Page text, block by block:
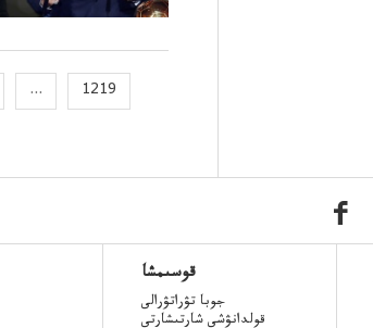
...
1219
قوسىمشا
جوبا تۋراتۋرالى
قولدانۋشى شارتىشارتى